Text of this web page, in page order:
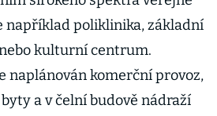
například poliklinika, základní
kulturní centrum.
naplánován komerční provoz,
a v čelní budově nádraží